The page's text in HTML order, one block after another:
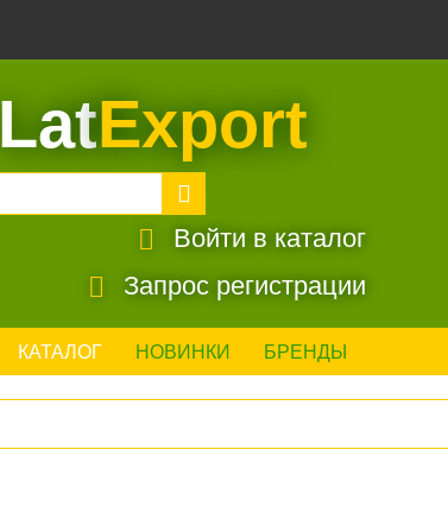
LatExport
Войти в каталог
Запрос регистрации
КАТАЛОГ НОВИНКИ БРЕНДЫ